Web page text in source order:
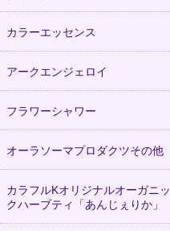
カラーエッセンス
アークエンジェロイ
フラワーシャワー
オーラソーマプロダクツその他
カラフルKオリジナルオーガニッ
クハーブティ「あんじぇりか」